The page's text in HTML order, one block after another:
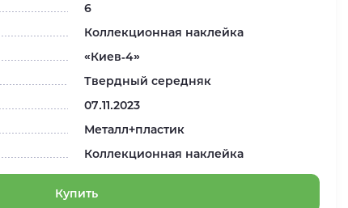
6
Коллекционная наклейка
«Киев-4»
Твердный середняк
07.11.2023
Металл+пластик
Коллекционная наклейка
Купить